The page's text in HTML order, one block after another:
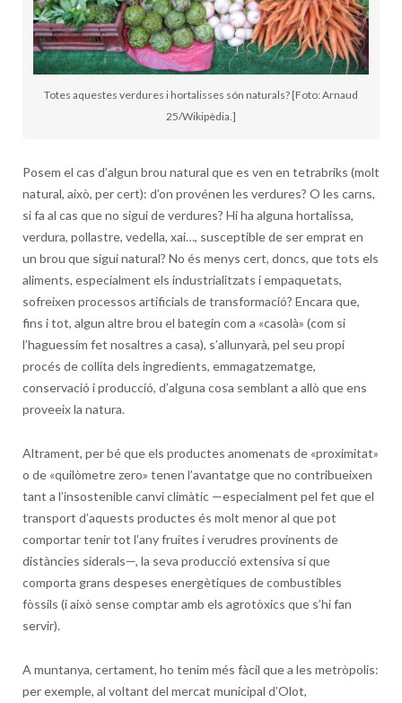
Totes aquestes verdures i hortalisses són naturals? [Foto: Arnaud
25/Wikipèdia.]
Posem el cas d’algun brou natural que es ven en tetrabriks (molt
natural, això, per cert): d’on provénen les verdures? O les carns,
si fa al cas que no sigui de verdures? Hi ha alguna hortalissa,
verdura, pollastre, vedella, xai…, susceptible de ser emprat en
un brou que sigui natural? No és menys cert, doncs, que tots els
aliments, especialment els industrialitzats i empaquetats,
sofreixen processos artificials de transformació? Encara que,
fins i tot, algun altre brou el bategin com a «casolà» (com si
l’haguessim fet nosaltres a casa), s’allunyarà, pel seu propi
procés de collita dels ingredients, emmagatzematge,
conservació i producció, d’alguna cosa semblant a allò que ens
proveeix la natura.
Altrament, per bé que els productes anomenats de «proximitat»
o de «quilòmetre zero» tenen l’avantatge que no contribueixen
tant a l’insostenible canvi climàtic —especialment pel fet que el
transport d’aquests productes és molt menor al que pot
comportar tenir tot l’any fruites i verudres provinents de
distàncies siderals—, la seva producció extensiva sí que
comporta grans despeses energètiques de combustibles
fòssils (i això sense comptar amb els agrotòxics que s’hi fan
servir).
A muntanya, certament, ho tenim més fàcil que a les metròpolis:
per exemple, al voltant del mercat municipal d’Olot,